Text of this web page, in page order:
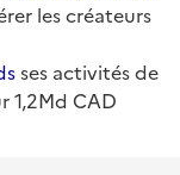
les créateurs
ses activités de
1,2Md CAD